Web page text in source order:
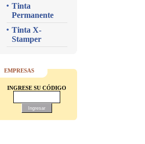
Tinta
Permanente
Tinta X-
Stamper
EMPRESAS
INGRESE SU CÓDIGO